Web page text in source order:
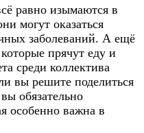
равно изымаются в
могут оказаться
заболеваний. А ещё
прячут еду и
среди коллектива
вы решите поделиться
обязательно
особенно важна в